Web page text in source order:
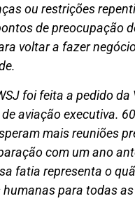
ou restrições
de preocupação
voltar a fazer
foi feita a pedido da
aviação executiva.
mais reuniões
com um ano
fatia representa o
humanas para todas